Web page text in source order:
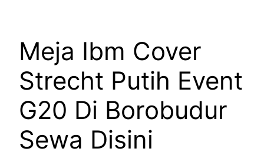
Meja Ibm Cover
Strecht Putih Event
G20 Di Borobudur
Sewa Disini